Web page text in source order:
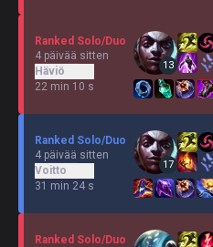
Ranked Solo/Duo
4 päivää sitten
Häviö
22 min 10 s
13
Ranked Solo/Duo
4 päivää sitten
Voitto
31 min 24 s
17
Ranked Solo/Duo